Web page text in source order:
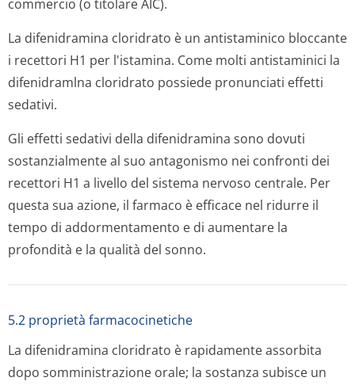
commercio (o titolare AIC).
La difenidramina cloridrato è un antistaminico bloccante
i recettori H1 per l'istamina. Come molti antistaminici la
difenidramlna cloridrato possiede pronunciati effetti
sedativi.
Gli effetti sedativi della difenidramina sono dovuti
sostanzialmente al suo antagonismo nei confronti dei
recettori H1 a livello del sistema nervoso centrale. Per
questa sua azione, il farmaco è efficace nel ridurre il
tempo di addormentamento e di aumentare la
profondità e la qualità del sonno.
5.2 proprietà farmacocinetiche
La difenidramina cloridrato è rapidamente assorbita
dopo somministrazione orale; la sostanza subisce un